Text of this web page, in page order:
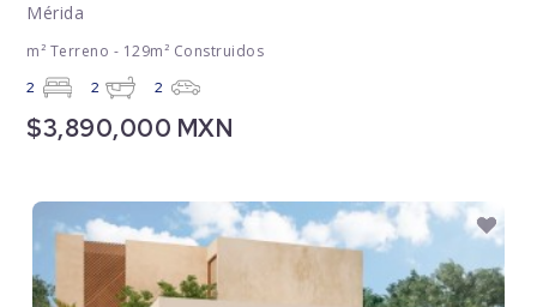
Mérida
m² Terreno - 129m² Construidos
2 2 2
$3,890,000 MXN